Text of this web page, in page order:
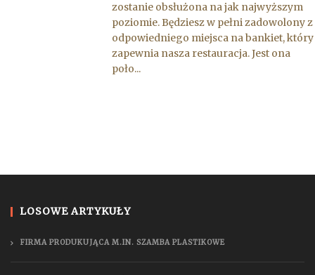
zostanie obsłużona na jak najwyższym
poziomie. Będziesz w pełni zadowolony z
odpowiedniego miejsca na bankiet, który
zapewnia nasza restauracja. Jest ona
poło...
LOSOWE ARTYKUŁY
FIRMA PRODUKUJĄCA M.IN. SZAMBA PLASTIKOWE